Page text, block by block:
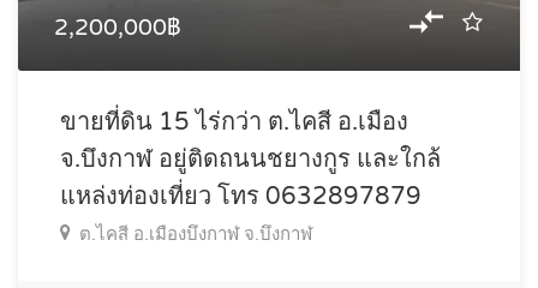
2,200,000฿
ขายที่ดิน 15 ไร่กว่า ต.ไคสี อ.เมือง
จ.บึงกาฬ อยู่ติดถนนชยางกูร และใกล้
แหล่งท่องเที่ยว โทร 0632897879
ต.ไคสี อ.เมืองบึงกาฬ จ.บึงกาฬ